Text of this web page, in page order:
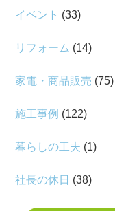
イベント (33)
リフォーム (14)
家電・商品販売 (75)
施工事例 (122)
暮らしの工夫 (1)
社長の休日 (38)